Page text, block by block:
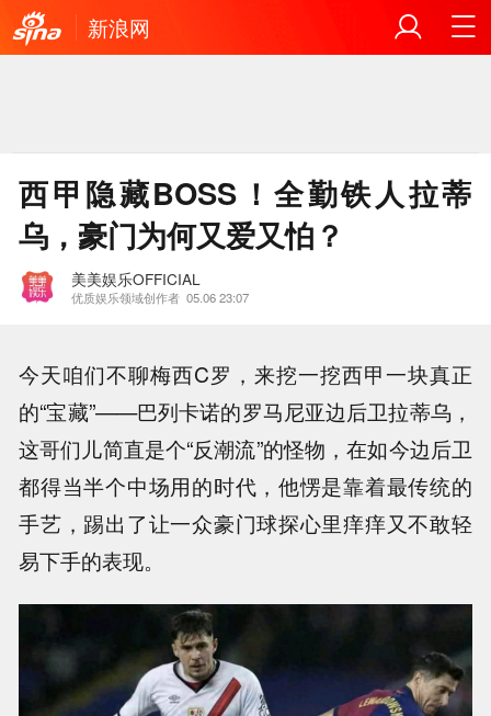
新浪网
西甲隐藏BOSS！全勤铁人拉蒂
乌，豪门为何又爱又怕？
美美娱乐OFFICIAL
优质娱乐领域创作者 05.06 23:07
今天咱们不聊梅西C罗，来挖一挖西甲一块真正
的“宝藏”——巴列卡诺的罗马尼亚边后卫拉蒂乌，
这哥们儿简直是个“反潮流”的怪物，在如今边后卫
都得当半个中场用的时代，他愣是靠着最传统的
手艺，踢出了让一众豪门球探心里痒痒又不敢轻
易下手的表现。